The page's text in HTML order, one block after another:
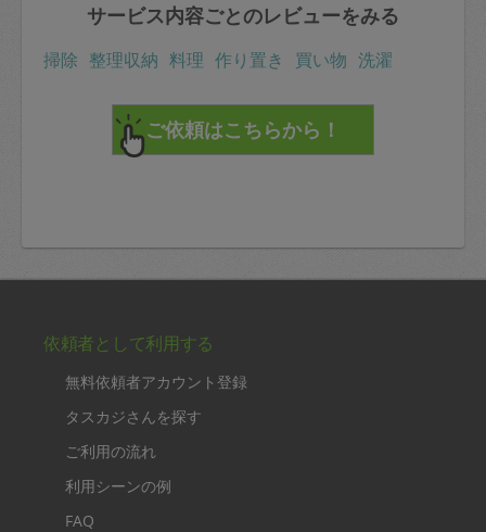
サービス内容ごとのレビューをみる
掃除 整理収納 料理 作り置き 買い物 洗濯
依頼者として利用する
無料依頼者アカウント登録
タスカジさんを探す
ご利用の流れ
利用シーンの例
FAQ